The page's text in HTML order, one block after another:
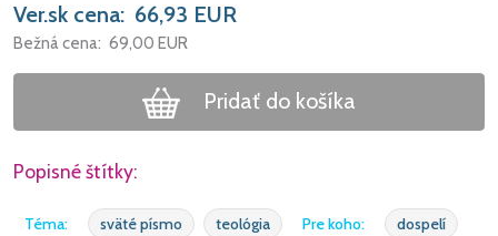
Ver.sk cena: 66,93 EUR
Bežná cena: 69,00 EUR
Pridať do košíka
Popisné štítky:
Téma: sväté písmo teológia Pre koho:
dospelí